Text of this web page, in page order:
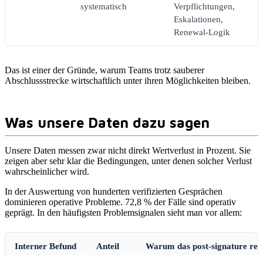
systematisch
Verpflichtungen,
Eskalationen,
Renewal-Logik
Das ist einer der Gründe, warum Teams trotz sauberer
Abschlussstrecke wirtschaftlich unter ihren Möglichkeiten bleiben.
Was unsere Daten dazu sagen
Unsere Daten messen zwar nicht direkt Wertverlust in Prozent. Sie
zeigen aber sehr klar die Bedingungen, unter denen solcher Verlust
wahrscheinlicher wird.
In der Auswertung von hunderten verifizierten Gesprächen
dominieren operative Probleme. 72,8 % der Fälle sind operativ
geprägt. In den häufigsten Problemsignalen sieht man vor allem:
Interner Befund Anteil Warum das post-signature